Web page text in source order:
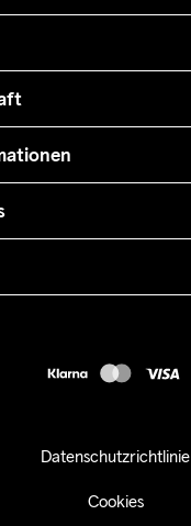
Datenschutzrichtlinie
Cookies